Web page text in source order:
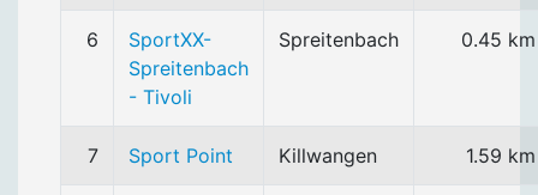
6
SportXX-
Spreitenbach
- Tivoli
Spreitenbach 0.45 km
7 Sport Point Killwangen 1.59 km